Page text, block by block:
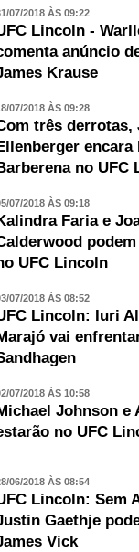
07/2018 ÀS 09:22
Lincoln -
anúncio
Krause
07/2018 ÀS 09:28
três derrotas,
encara
no UFC
07/2018 ÀS 09:18
Faria e
UFC Lincoln
07/2018 ÀS 08:52
Lincoln: Iuri
vai
07/2018 ÀS 10:58
Johnson e
no UFC
06/2018 ÀS 08:54
Lincoln: Sem
Gaethje
Vick